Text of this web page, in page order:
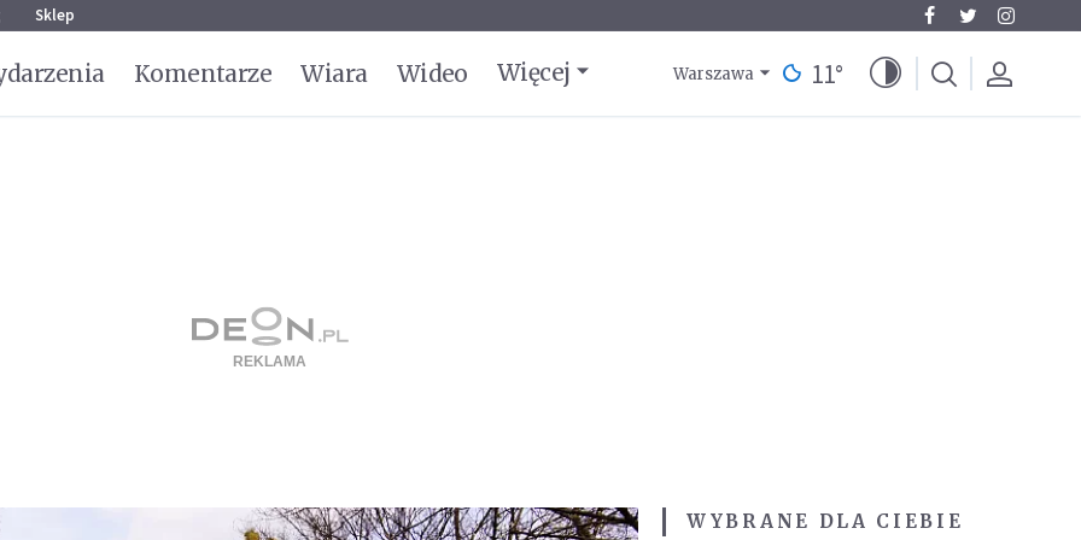
Sklep
Komentarze Wiara Wideo Więcej Warszawa 11°
WYBRANE DLA CIEBIE